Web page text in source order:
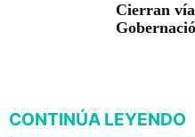
Cierran
CONTINÚA LEYENDO